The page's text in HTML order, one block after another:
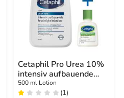
Cetaphil Pro Urea 10%
intensiv aufbauende
Feuchtigkeitslotion
500 ml Lotion
(1)